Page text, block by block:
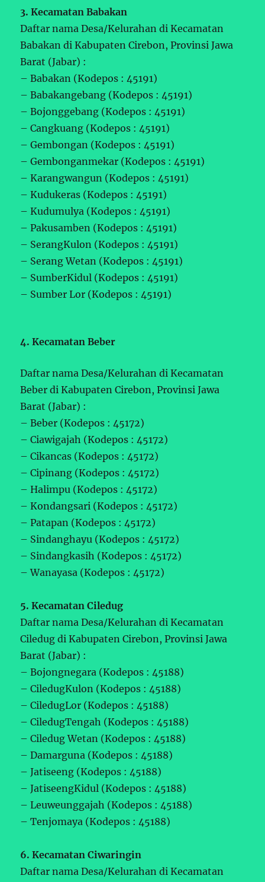
3. Kecamatan Babakan
Daftar nama Desa/Kelurahan di Kecamatan
Babakan di Kabupaten Cirebon, Provinsi Jawa
Barat (Jabar) :
– Babakan (Kodepos : 45191)
– Babakangebang (Kodepos : 45191)
– Bojonggebang (Kodepos : 45191)
– Cangkuang (Kodepos : 45191)
– Gembongan (Kodepos : 45191)
– Gembonganmekar (Kodepos : 45191)
– Karangwangun (Kodepos : 45191)
– Kudukeras (Kodepos : 45191)
– Kudumulya (Kodepos : 45191)
– Pakusamben (Kodepos : 45191)
– SerangKulon (Kodepos : 45191)
– Serang Wetan (Kodepos : 45191)
– SumberKidul (Kodepos : 45191)
– Sumber Lor (Kodepos : 45191)
4. Kecamatan Beber
Daftar nama Desa/Kelurahan di Kecamatan
Beber di Kabupaten Cirebon, Provinsi Jawa
Barat (Jabar) :
– Beber (Kodepos : 45172)
– Ciawigajah (Kodepos : 45172)
– Cikancas (Kodepos : 45172)
– Cipinang (Kodepos : 45172)
– Halimpu (Kodepos : 45172)
– Kondangsari (Kodepos : 45172)
– Patapan (Kodepos : 45172)
– Sindanghayu (Kodepos : 45172)
– Sindangkasih (Kodepos : 45172)
– Wanayasa (Kodepos : 45172)
5. Kecamatan Ciledug
Daftar nama Desa/Kelurahan di Kecamatan
Ciledug di Kabupaten Cirebon, Provinsi Jawa
Barat (Jabar) :
– Bojongnegara (Kodepos : 45188)
– CiledugKulon (Kodepos : 45188)
– CiledugLor (Kodepos : 45188)
– CiledugTengah (Kodepos : 45188)
– Ciledug Wetan (Kodepos : 45188)
– Damarguna (Kodepos : 45188)
– Jatiseeng (Kodepos : 45188)
– JatiseengKidul (Kodepos : 45188)
– Leuweunggajah (Kodepos : 45188)
– Tenjomaya (Kodepos : 45188)
6. Kecamatan Ciwaringin
Daftar nama Desa/Kelurahan di Kecamatan